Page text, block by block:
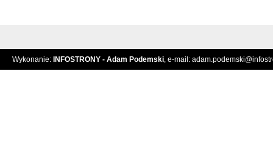
Wykonanie: INFOSTRONY - Adam Podemski, e-mail: